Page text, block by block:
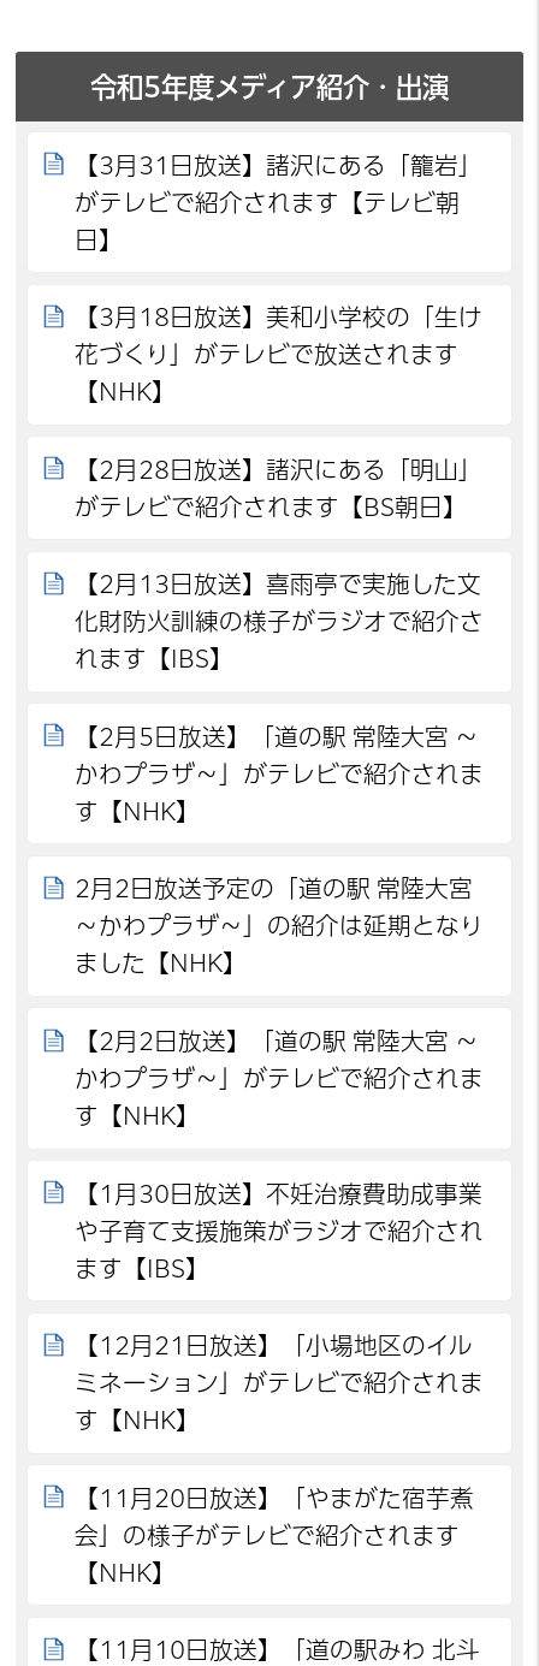
令和5年度メディア紹介・出演
【3月31日放送】諸沢にある「籠岩」
がテレビで紹介されます【テレビ朝
日】
【3月18日放送】美和小学校の「生け
花づくり」がテレビで放送されます
【NHK】
【2月28日放送】諸沢にある「明山」
がテレビで紹介されます【BS朝日】
【2月13日放送】喜雨亭で実施した文
化財防火訓練の様子がラジオで紹介さ
れます【IBS】
【2月5日放送】「道の駅 常陸大宮 ～
かわプラザ～」がテレビで紹介されま
す【NHK】
2月2日放送予定の「道の駅 常陸大宮
～かわプラザ～」の紹介は延期となり
ました【NHK】
【2月2日放送】「道の駅 常陸大宮 ～
かわプラザ～」がテレビで紹介されま
す【NHK】
【1月30日放送】不妊治療費助成事業
や子育て支援施策がラジオで紹介され
ます【IBS】
【12月21日放送】「小場地区のイル
ミネーション」がテレビで紹介されま
す【NHK】
【11月20日放送】「やまがた宿芋煮
会」の様子がテレビで紹介されます
【NHK】
【11月10日放送】「道の駅みわ 北斗